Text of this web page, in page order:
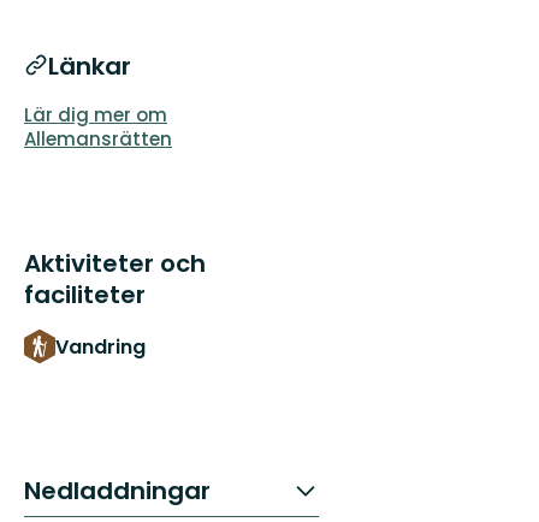
Länkar
Lär dig mer om
Allemansrätten
Aktiviteter och
faciliteter
Vandring
Nedladdningar